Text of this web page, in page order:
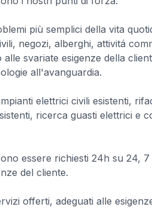
più semplici della vita
negozi, alberghi, attivitá
svariate esigenze della
all'avanguardia.
elettrici civili esistenti,
ricerca guasti elettrici e
essere richiesti 24h su 24, 7
del cliente.
offerti, adeguati alle